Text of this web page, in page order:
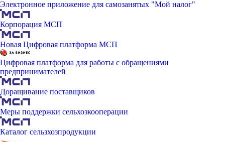
Электронное приложение для самозанятых "Мой налог"
Корпорация МСП
Новая Цифровая платформа МСП
Цифровая платформа для работы с обращениями
предпринимателей
Доращивание поставщиков
Меры поддержки сельхозкооперации
Каталог сельзхозпродукции